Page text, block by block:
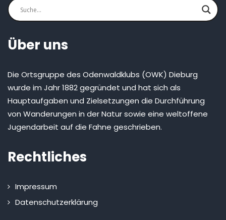
Über uns
Die Ortsgruppe des Odenwaldklubs (OWK) Dieburg
wurde im Jahr 1882 gegründet und hat sich als
Hauptaufgaben und Zielsetzungen die Durchführung
von Wanderungen in der Natur sowie eine weltoffene
Jugendarbeit auf die Fahne geschrieben.
Rechtliches
Impressum
Datenschutzerklärung